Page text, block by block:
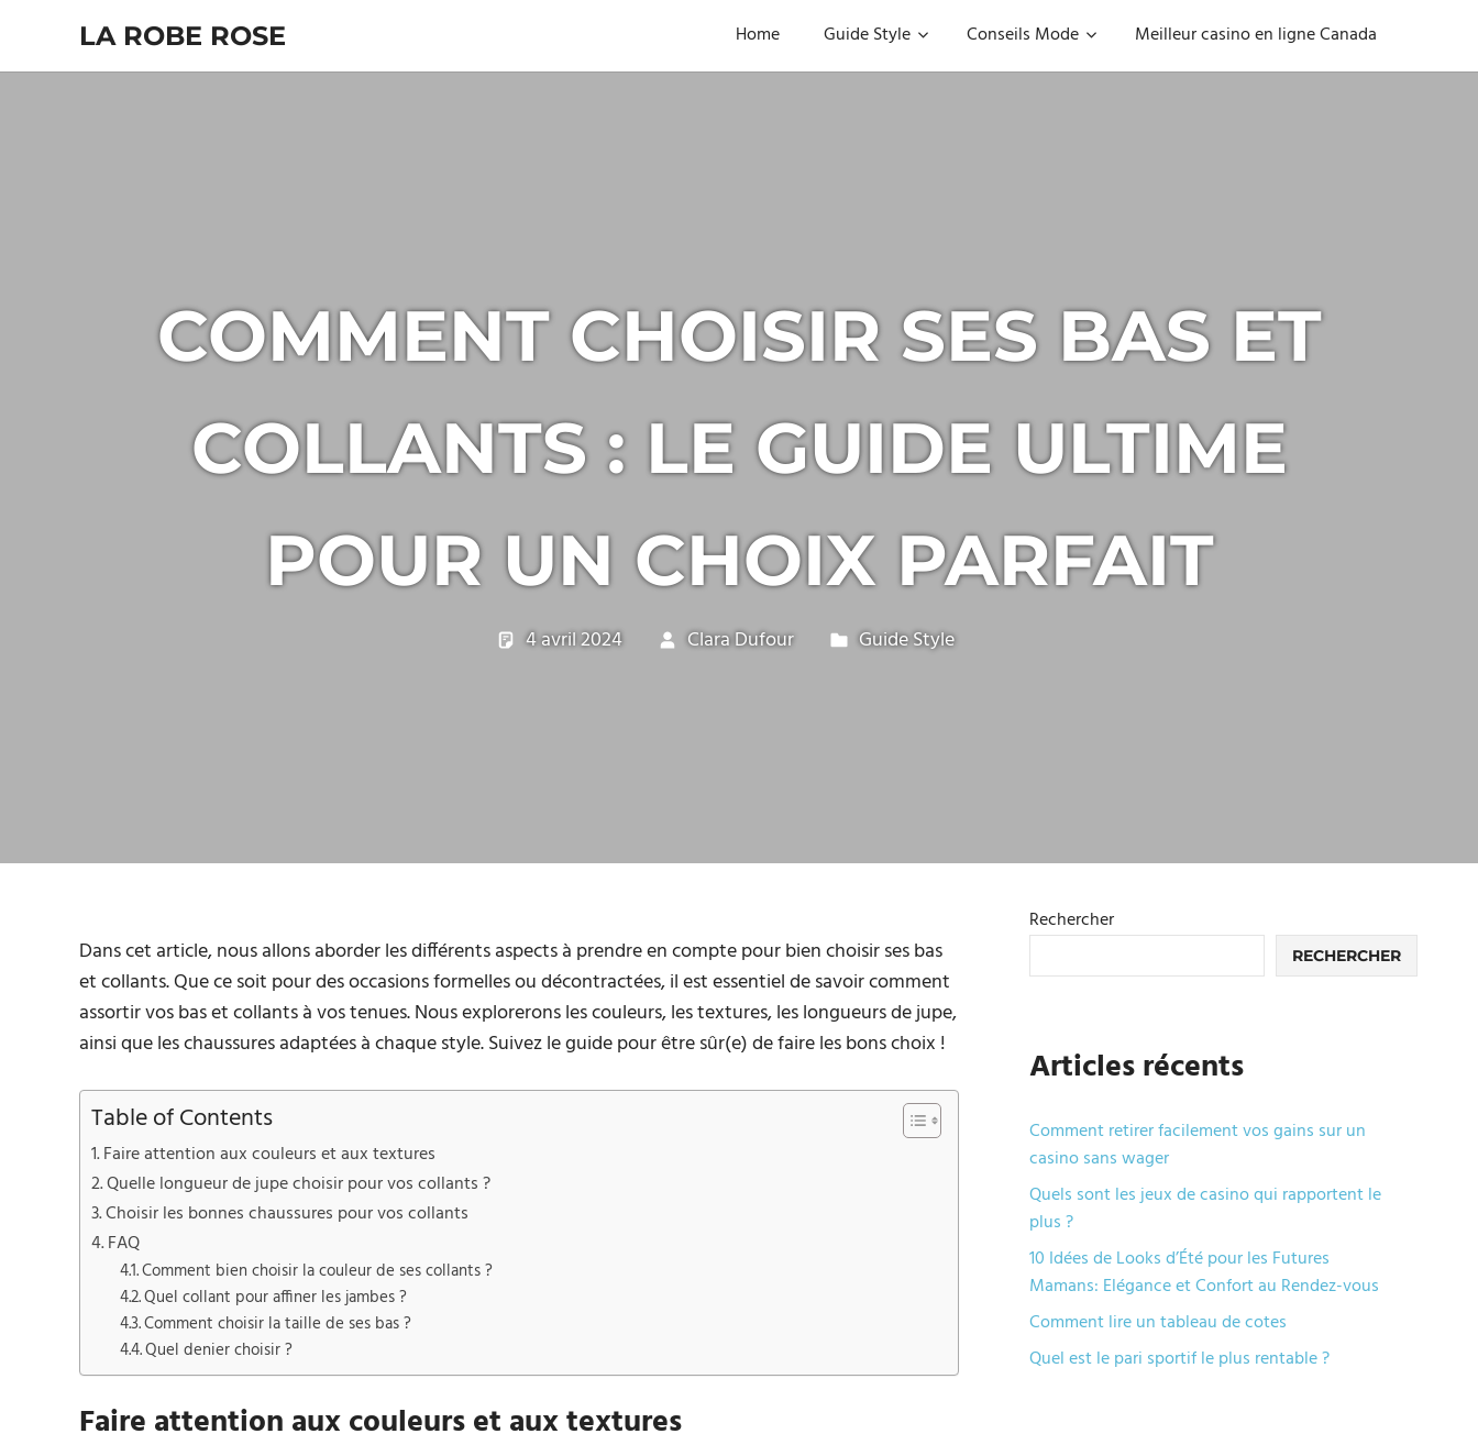
content
LA ROBE ROSE Home Guide Style Conseils Mode Meilleur casino en ligne Canada
COMMENT CHOISIR SES BAS ET
COLLANTS : LE GUIDE ULTIME
POUR UN CHOIX PARFAIT
4 avril 2024 Clara Dufour Guide Style
Dans cet article, nous allons aborder les différents aspects à prendre en compte pour bien choisir ses bas
et collants. Que ce soit pour des occasions formelles ou décontractées, il est essentiel de savoir comment
assortir vos bas et collants à vos tenues. Nous explorerons les couleurs, les textures, les longueurs de jupe,
ainsi que les chaussures adaptées à chaque style. Suivez le guide pour être sûr(e) de faire les bons choix !
Table of Contents
Faire attention aux couleurs et aux textures
Quelle longueur de jupe choisir pour vos collants ?
Choisir les bonnes chaussures pour vos collants
FAQ
Comment bien choisir la couleur de ses collants ?
Quel collant pour affiner les jambes ?
Comment choisir la taille de ses bas ?
Quel denier choisir ?
Faire attention aux couleurs et aux textures
Rechercher
RECHERCHER
Articles récents
Comment retirer facilement vos gains sur un
casino sans wager
Quels sont les jeux de casino qui rapportent le
plus ?
10 Idées de Looks d’Été pour les Futures
Mamans: Elégance et Confort au Rendez-vous
Comment lire un tableau de cotes
Quel est le pari sportif le plus rentable ?